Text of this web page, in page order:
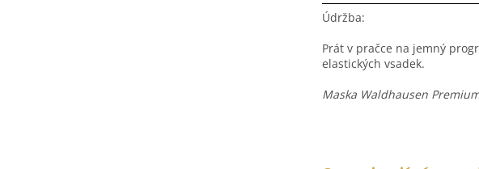
Údržba:
Prát v pračce na jemný
elastických vsadek.
Maska Waldhausen